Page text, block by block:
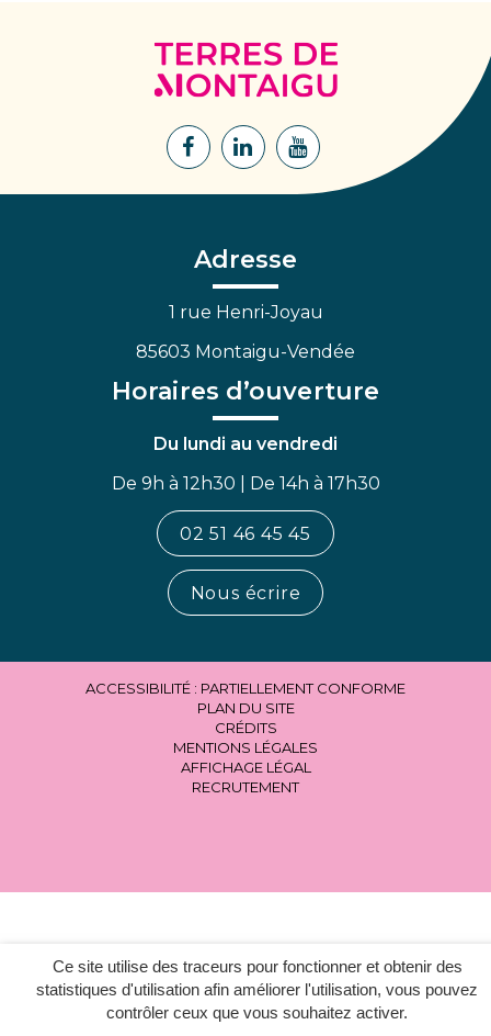
Ce site utilise des traceurs pour fonctionner et obtenir des
statistiques d'utilisation afin améliorer l'utilisation, vous pouvez
contrôler ceux que vous souhaitez activer.
Terres
de
Lien
Facebook
Lien
Linkedin
Lien
Adresse
1 rue Henri-Joyau
85603 Montaigu-Vendée
Horaires d’ouverture
Du lundi au vendredi
De 9h à 12h30 | De 14h à 17h30
02 51 46 45 45
Nous écrire
ACCESSIBILITÉ : PARTIELLEMENT CONFORME
PLAN DU SITE
CRÉDITS
MENTIONS LÉGALES
AFFICHAGE LÉGAL
RECRUTEMENT